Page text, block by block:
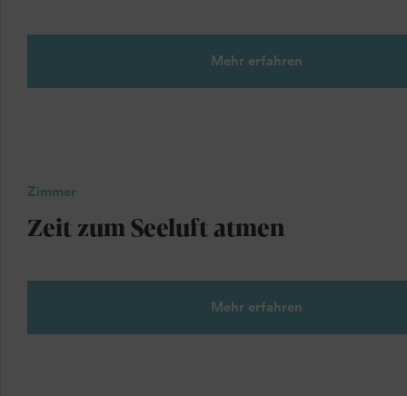
Mehr erfahren
Zimmer
Zeit zum Seeluft atmen
Mehr erfahren